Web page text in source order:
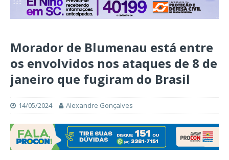
Morador de Blumenau está entre
os envolvidos nos ataques de 8 de
janeiro que fugiram do Brasil
14/05/2024 Alexandre Gonçalves